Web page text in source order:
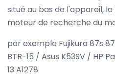
situé au bas de l'appareil,
moteur de recherche du
par exemple Fujikura 87s
BTR-15 / Asus K53SV / HP
13 A1278